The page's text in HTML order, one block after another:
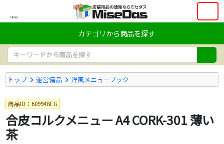
MENU
カテゴリから商品を探す
トップ 運営備品 洋風メニューブック
商品ID：60994BEG
合皮コルクメニュー A4 CORK-301 薄い
茶